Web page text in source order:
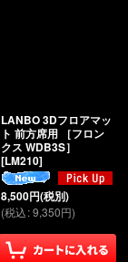
LANBO 3Dフロアマッ
ト 前方席用 ［フロン
クス WDB3S］
[LM210]
8,500円(税別)
(税込:9,350円)